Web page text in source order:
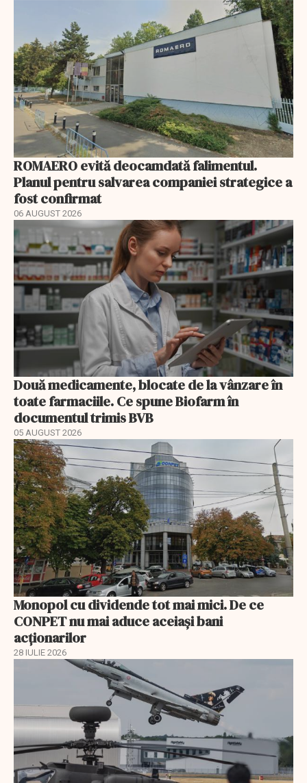
ROMAERO evită deocamdată falimentul.
Planul pentru salvarea companiei strategice a
fost confirmat
06 AUGUST 2026
Două medicamente, blocate de la vânzare în
toate farmaciile. Ce spune Biofarm în
documentul trimis BVB
05 AUGUST 2026
Monopol cu dividende tot mai mici. De ce
CONPET nu mai aduce aceiași bani
acționarilor
28 IULIE 2026